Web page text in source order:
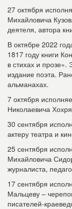
27 октября
Михайловича
деятеля, автора
В октябре 2022
1817 году книги
в стихах и
издание поэта.
альманахах.
7 октября
Николаевича
30 сентября
актеру театра и
25 сентября
Михайловича
журналиста,
17 сентября
Мальцеву –
писателей-